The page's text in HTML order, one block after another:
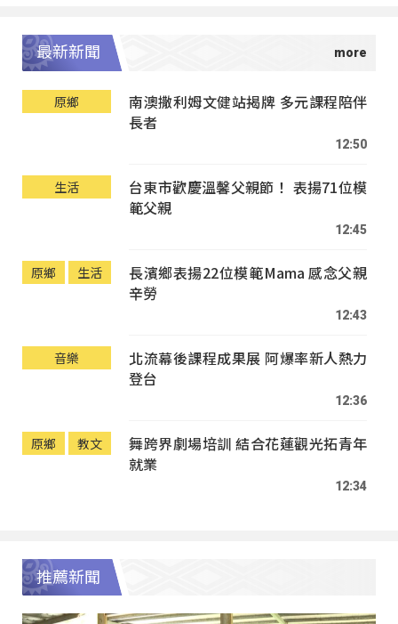
最新新聞
原鄉
南澳撒利姆文健站揭牌 多元課程陪伴
長者
12:50
生活
台東市歡慶溫馨父親節！ 表揚71位模
範父親
12:45
原鄉 生活
長濱鄉表揚22位模範Mama 感念父親
辛勞
12:43
音樂
北流幕後課程成果展 阿爆率新人熱力
登台
12:36
原鄉 教文
舞跨界劇場培訓 結合花蓮觀光拓青年
就業
12:34
推薦新聞